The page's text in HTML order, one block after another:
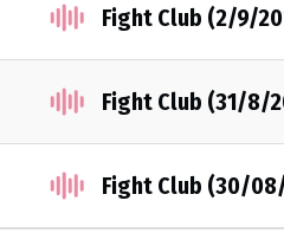
Fight Club (2/9/
Fight Club (31/8/
Fight Club (30/